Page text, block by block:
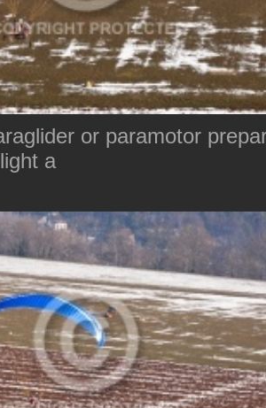
or paramotor
a